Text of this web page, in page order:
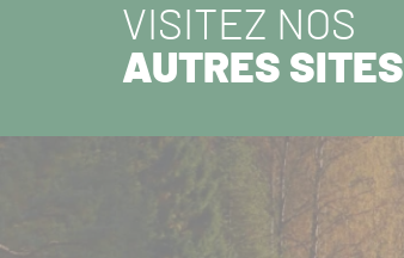
VISITEZ NOS
AUTRES SITES